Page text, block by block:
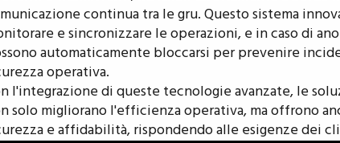
continua tra le gru. Questo sistema
e sincronizzare le operazioni, e in caso di
automaticamente bloccarsi per prevenire
operativa.
l'integrazione di queste tecnologie avanzate, le
solo migliorano l'efficienza operativa, ma offrono
e affidabilità, rispondendo alle esigenze dei